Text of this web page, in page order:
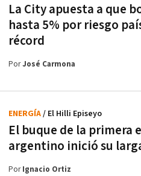
La City apuesta a que
hasta 5% por riesgo
récord
PorJosé Carmona
El buque de la primera
argentino inició su
ENERGÍA/ El Hilli Episeyo
PorIgnacio Ortiz